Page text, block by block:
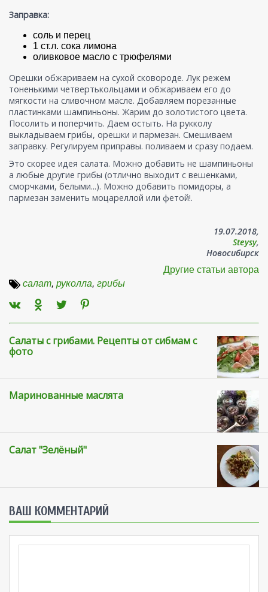
Заправка:
соль и перец
1 ст.л. сока лимона
оливковое масло с трюфелями
Орешки обжариваем на сухой сковороде. Лук режем
тоненькими четвертькольцами и обжариваем его до
мягкости на сливочном масле. Добавляем порезанные
пластинками шампиньоны. Жарим до золотистого цвета.
Посолить и поперчить. Даем остыть. На рукколу
выкладываем грибы, орешки и пармезан. Смешиваем
заправку. Регулируем приправы. поливаем и сразу подаем.
Это скорее идея салата. Можно добавить не шампиньоны
а любые другие грибы (отлично выходит с вешенками,
сморчками, белыми...). Можно добавить помидоры, а
пармезан заменить моцареллой или фетой!.
19.07.2018,
Steysy,
Новосибирск
Другие статьи автора
салат, руколла, грибы
Салаты с грибами. Рецепты от сибмам с
фото
Маринованные маслята
Салат "Зелёный"
ВАШ КОММЕНТАРИЙ